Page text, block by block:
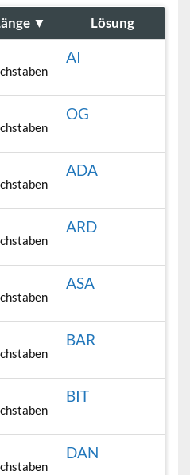
▼ Lösung
AI
OG
ADA
ARD
ASA
BAR
BIT
DAN